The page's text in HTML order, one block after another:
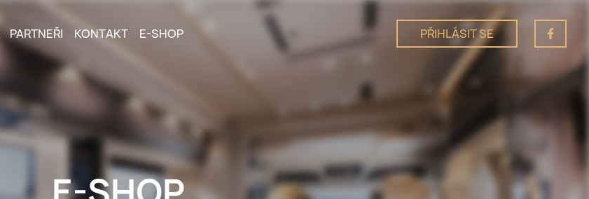
PARTNEŘI KONTAKT E-SHOP PŘIHLÁSIT SE